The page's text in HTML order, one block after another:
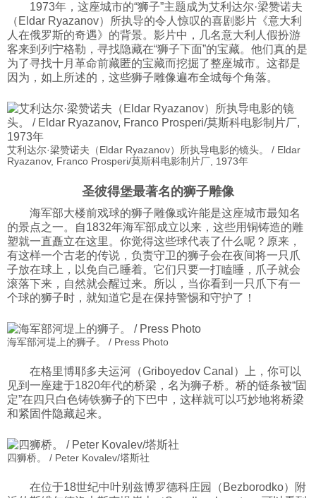
1973年，这座城市的“狮子”主题成为艾利达尔·梁赞诺夫
（Eldar Ryazanov）所执导的令人惊叹的喜剧影片《意大利
人在俄罗斯的奇遇》的背景。影片中，几名意大利人假扮游
客来到列宁格勒，寻找隐藏在“狮子下面”的宝藏。他们真的是
为了寻找十月革命前藏匿的宝藏而挖掘了整座城市。这都是
因为，如上所述的，这些狮子雕像遍布全城每个角落。
艾利达尔·梁赞诺夫（Eldar Ryazanov）所执导电影的镜头。 / Eldar
Ryazanov, Franco Prosperi/莫斯科电影制片厂, 1973年
圣彼得堡最著名的狮子雕像
海军部大楼前戏球的狮子雕像或许能是这座城市最知名
的景点之一。自1832年海军部成立以来，这些用铜铸造的雕
塑就一直矗立在这里。你觉得这些球代表了什么呢？原来，
有这样一个古老的传说，负责守卫的狮子会在夜间将一只爪
子放在球上，以免自己睡着。它们只要一打瞌睡，爪子就会
滚落下来，自然就会醒过来。所以，当你看到一只爪下有一
个球的狮子时，就知道它是在保持警惕和守护了！
海军部河堤上的狮子。 / Press Photo
在格里博耶多夫运河（Griboyedov Canal）上，你可以
见到一座建于1820年代的桥梁，名为狮子桥。桥的链条被“固
定”在四只白色铸铁狮子的下巴中，这样就可以巧妙地将桥梁
和紧固件隐藏起来。
四狮桥。 / Peter Kovalev/塔斯社
在位于18世纪中叶别兹博罗德科庄园（Bezborodko）附